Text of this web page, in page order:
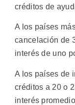
créditos de
A los países
cancelación de
interés de uno
A los países de
créditos a 20 o
interés